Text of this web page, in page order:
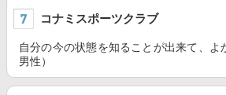
コナミスポーツクラブ
自分の今の状態を知ることが出来て、よ
男性）